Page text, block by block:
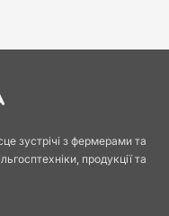
зустрічі з фермерами та
продукції та